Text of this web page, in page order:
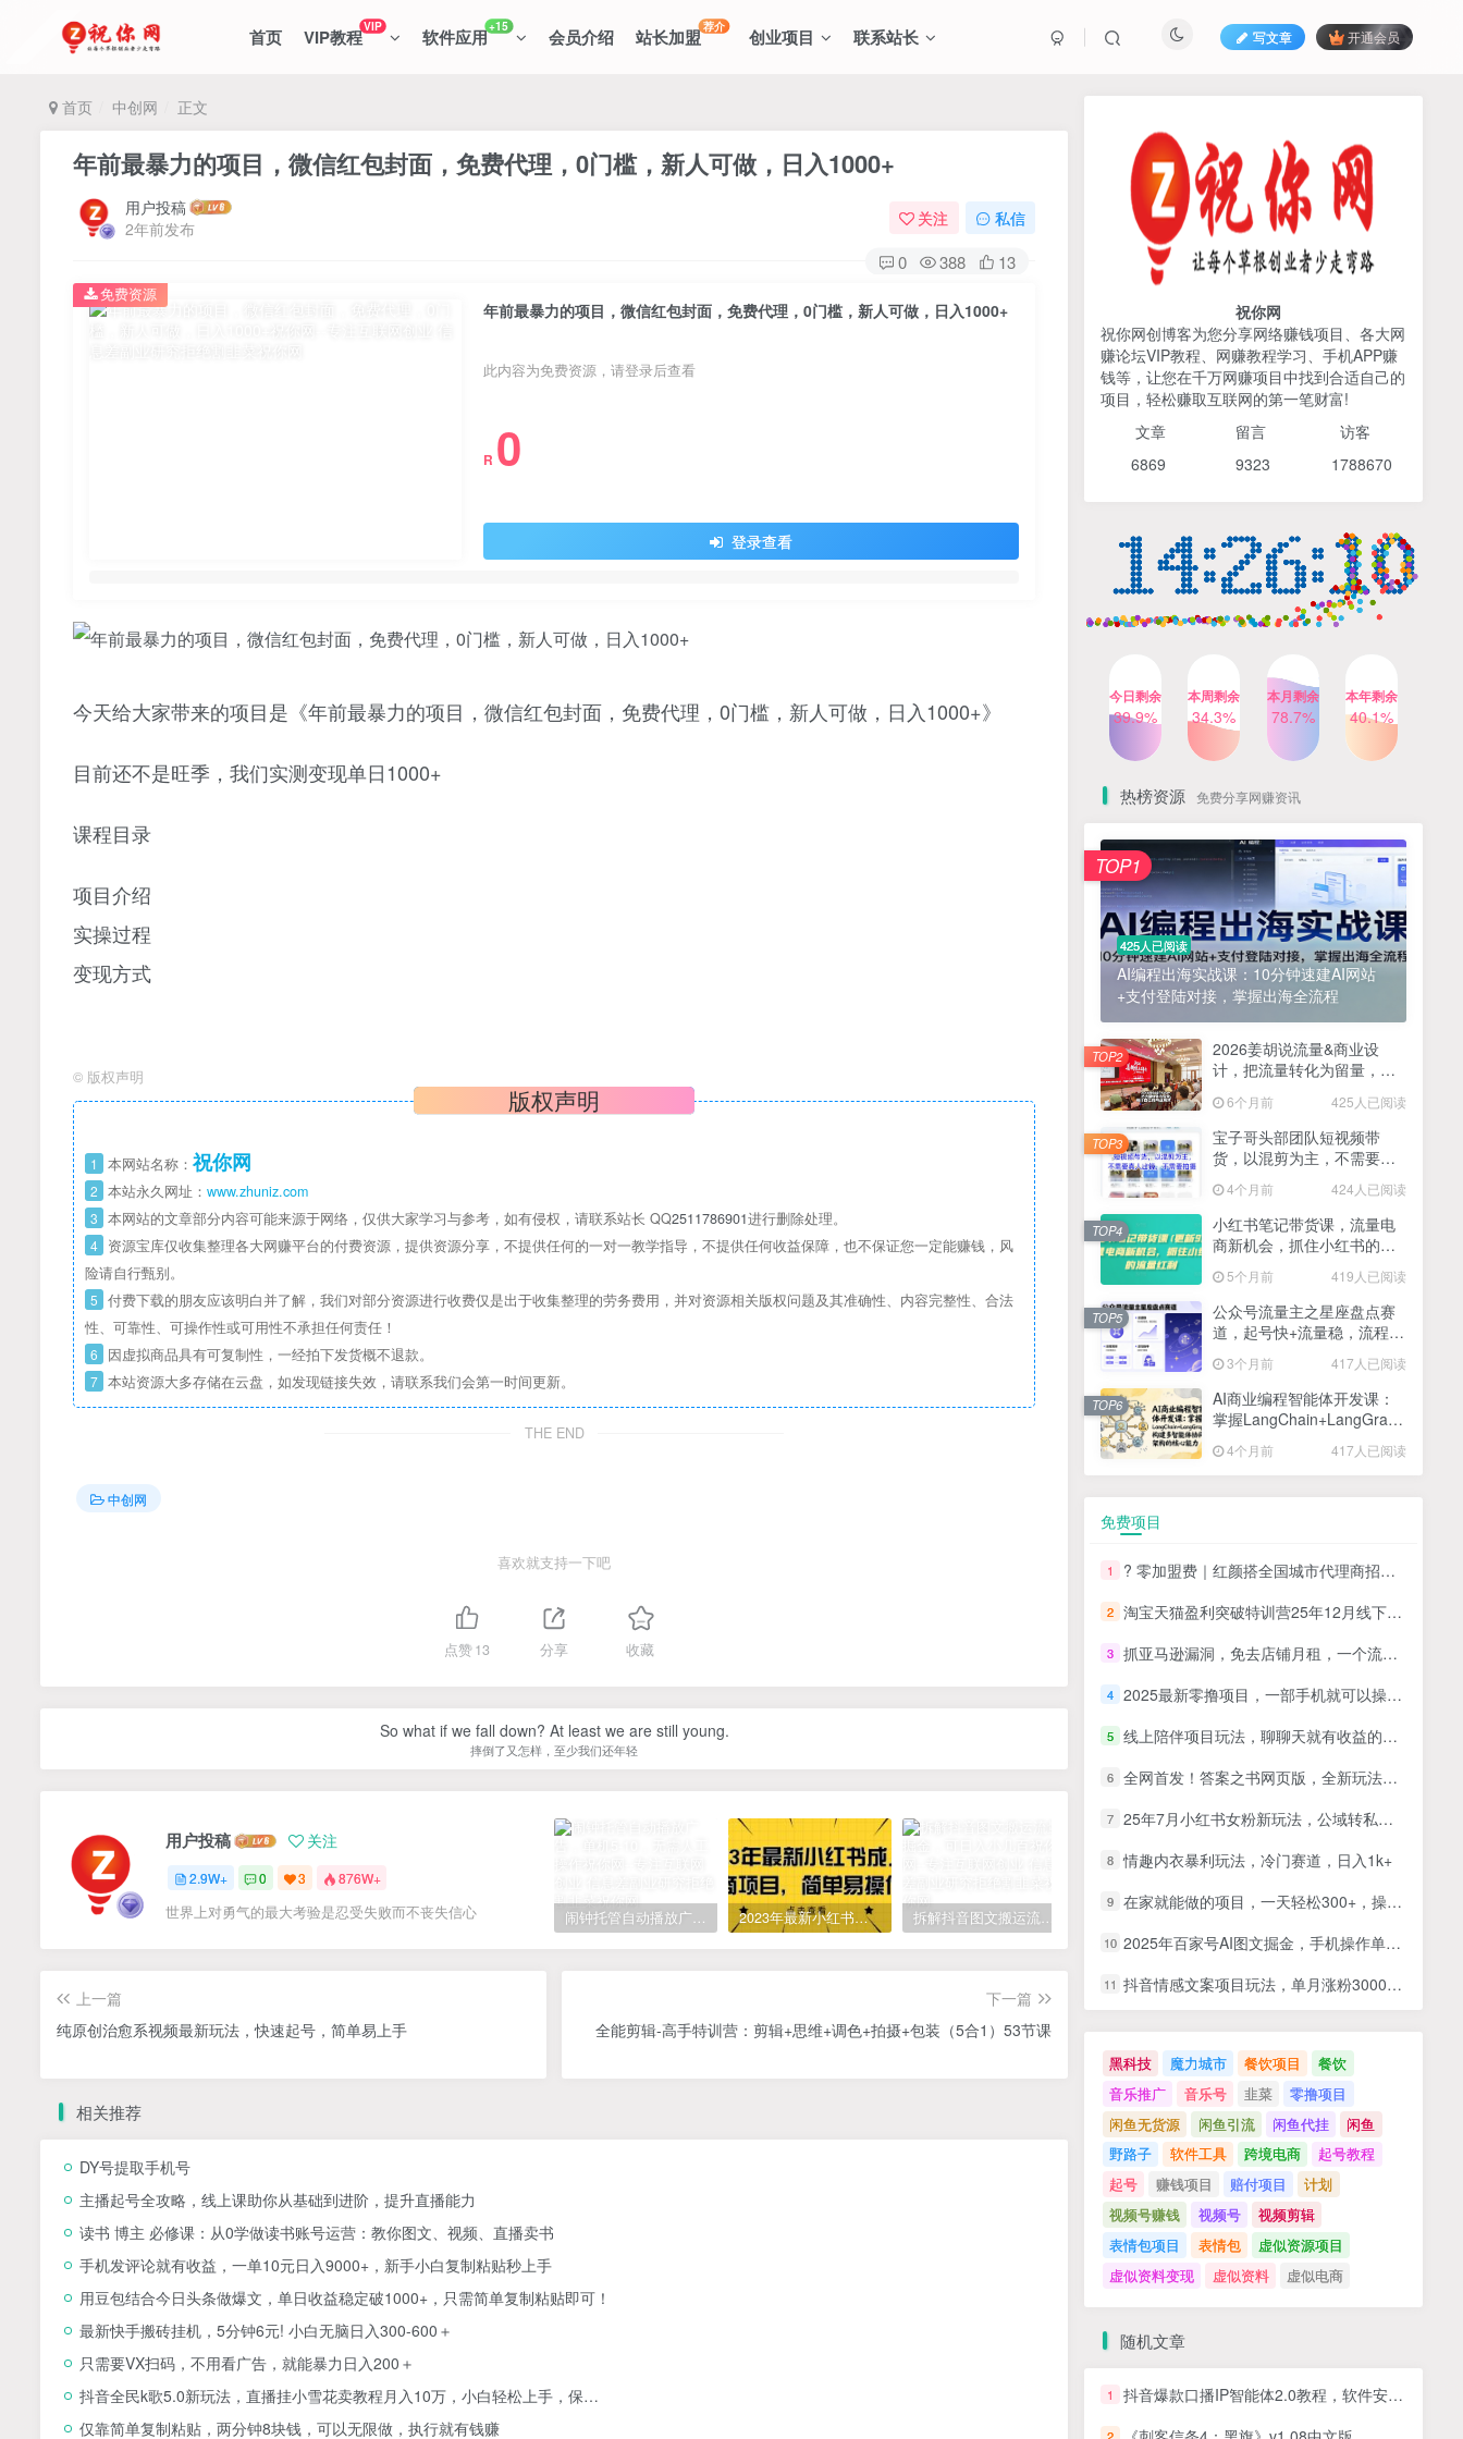
首页 VIP教程VIP 软件应用+15 会员介绍 站长加盟荐介 创业项目 联系站长 写文章 开通会员
首页 中创网 正文
年前最暴力的项目，微信红包封面，免费代理，0门槛，新人可做，日入1000+
用户投稿
2年前发布
关注 私信
0 388 13
年前最暴力的项目，微信红包封面，免费代理，0门槛，新人可做，日入1000+
此内容为免费资源，请登录后查看
R 0
登录查看
免费资源
今天给大家带来的项目是《年前最暴力的项目，微信红包封面，免费代理，0门槛，新人可做，日入1000+》
目前还不是旺季，我们实测变现单日1000+
课程目录
项目介绍
实操过程
变现方式
© 版权声明
版权声明
1 本网站名称： 祝你网
2 本站永久网址： www.zhuniz.com
3 本网站的文章部分内容可能来源于网络，仅供大家学习与参考，如有侵权，请联系站长 QQ2511786901进行删除处理。
4 资源宝库仅收集整理各大网赚平台的付费资源，提供资源分享，不提供任何的一对一教学指导，不提供任何收益保障，也不保证您一定能赚钱，风
险请自行甄别。
5 付费下载的朋友应该明白并了解，我们对部分资源进行收费仅是出于收集整理的劳务费用，并对资源相关版权问题及其准确性、内容完整性、合法
性、可靠性、可操作性或可用性不承担任何责任！
6 因虚拟商品具有可复制性，一经拍下发货概不退款。
7 本站资源大多存储在云盘，如发现链接失效，请联系我们会第一时间更新。
THE END
中创网
喜欢就支持一下吧
点赞13 分享 收藏
So what if we fall down? At least we are still young.
摔倒了又怎样，至少我们还年轻
用户投稿 关注
2.9W+ 0 3 876W+
世界上对勇气的最大考验是忍受失败而不丧失信心 闹钟托管自动播放广告，单机5-10，无需人工操作 2023年最新小红书成人电商项目，简单易操作【详细教程】 拆解抖音图文搬运流量掘金，可日入小几百
上一篇
纯原创治愈系视频最新玩法，快速起号，简单易上手
下一篇
全能剪辑-高手特训营：剪辑+思维+调色+拍摄+包装（5合1）53节课
相关推荐
DY号提取手机号
主播起号全攻略，线上课助你从基础到进阶，提升直播能力
读书 博主 必修课：从0学做读书账号运营：教你图文、视频、直播卖书
手机发评论就有收益，一单10元日入9000+，新手小白复制粘贴秒上手
用豆包结合今日头条做爆文，单日收益稳定破1000+，只需简单复制粘贴即可！
最新快手搬砖挂机，5分钟6元! 小白无脑日入300-600＋
只需要VX扫码，不用看广告，就能暴力日入200＋
抖音全民k歌5.0新玩法，直播挂小雪花卖教程月入10万，小白轻松上手，保…
仅靠简单复制粘贴，两分钟8块钱，可以无限做，执行就有钱赚
425人已阅读
AI编程出海实战课：10分钟速建AI网站
+支付登陆对接，掌握出海全流程
TOP1
2026姜胡说流量&商业设
计，把流量转化为留量，设
计自己的商业模式
6个月前 425人已阅读
TOP2
货，以混剪为主，不需要真
小红书笔记带货课，流量电
商新机会，抓住小红书的流
量红利(更新26年2月)
5个月前 419人已阅读
TOP4
公众号流量主之星座盘点赛
3个月前
TOP5
AI商业编程智能体开发课：
掌握LangChain+LangGraph
构建多智能体协同架构的核
4个月前 417人已阅读
TOP6
1 ? 零加盟费｜红颜搭全国城市代理商招募正式启动！
2 淘宝天猫盈利突破特训营25年12月线下课，系统性的深度剖析电商企业经营之道，打造电商标准化运营体系
3 抓亚马逊漏洞，免去店铺月租，一个流量大竞争小，让你有机会成大卖的赛道
2025最新零撸项目，一部手机就可以操作，20秒一单，零投入纯薅羊毛，无门槛，一天200+【揭秘】
5 线上陪伴项目玩法，聊聊天就有收益的项目，一个月收益5000+
6 全网首发！答案之书网页版，全新玩法，搭配文档和网页，日入1k+零门槛小白首选副业
7 25年7月小红书女粉新玩法，公域转私域变现，日轻松变现2张+，5分钟简单复制好上手
8 情趣内衣暴利玩法，冷门赛道，日入1k+
9 在家就能做的项目，一天轻松300+，操作简单上手快
10 2025年百家号AI图文掘金，手机操作单号月入4-5位数，低门槛【附指令+工具】
抖音情感文案项目玩法，单月涨粉3000+，新手小白也能做
祝你网
祝你网创博客为您分享网络赚钱项目、各大网
赚论坛VIP教程、网赚教程学习、手机APP赚
钱等，让您在千万网赚项目中找到合适自己的
项目，轻松赚取互联网的第一笔财富!
文章 留言 访客
6869 9323 1788670
今日剩余
39.8%
本周剩余
34.3%
本月剩余
78.7%
本年剩余
40.1%
热榜资源 免费分享网赚资讯
425人已阅读
AI编程出海实战课：10分钟速建AI网站
+支付登陆对接，掌握出海全流程
TOP1
2026姜胡说流量&商业设
计，把流量转化为留量，设
6个月前 425人已阅读
TOP2
宝子哥头部团队短视频带
货，以混剪为主，不需要真
26年3月】
4个月前 424人已阅读
TOP3
小红书笔记带货课，流量电
商新机会，抓住小红书的流
5个月前 419人已阅读
TOP4
公众号流量主之星座盘点赛
道，起号快+流量稳，流程简
3个月前 417人已阅读
TOP5
AI商业编程智能体开发课：
掌握LangChain+LangGraph
心能力
4个月前 417人已阅读
TOP6
免费项目
1 ? 零加盟费｜红颜搭全国城市代理商招募正式启动！
2 淘宝天猫盈利突破特训营25年12月线下课，系统性的深度剖析电商企业经营之道，打造电商标准化运营体系
3 抓亚马逊漏洞，免去店铺月租，一个流量大竞争小，让你有机会成大卖的赛道
4 2025最新零撸项目，一部手机就可以操作，20秒一单，零投入纯薅羊毛，无门槛，一天200+【揭秘】
5 线上陪伴项目玩法，聊聊天就有收益的项目，一个月收益5000+
6 全网首发！答案之书网页版，全新玩法，搭配文档和网页，日入1k+零门槛小白首选副业
7 25年7月小红书女粉新玩法，公域转私域变现，日轻松变现2张+，5分钟简单复制好上手
8 情趣内衣暴利玩法，冷门赛道，日入1k+
9 在家就能做的项目，一天轻松300+，操作简单上手快
10 2025年百家号AI图文掘金，手机操作单号月入4-5位数，低门槛【附指令+工具】
11 抖音情感文案项目玩法，单月涨粉3000+，新手小白也能做
黑科技 魔力城市 餐饮项目
餐饮
音乐推广
音乐号 韭菜
零撸项目
闲鱼无货源
闲鱼引流 闲鱼代挂
闲鱼
野路子
软件工具 跨境电商
起号教程
起号
赚钱项目 赔付项目
计划
视频号赚钱
视频号
视频剪辑
表情包项目
表情包
虚似资源项目
虚似资料变现
虚似资料 虚似电商
随机文章
1 抖音爆款口播IP智能体2.0教程，软件安装+声音克隆+数字人视频生成全套实操教学